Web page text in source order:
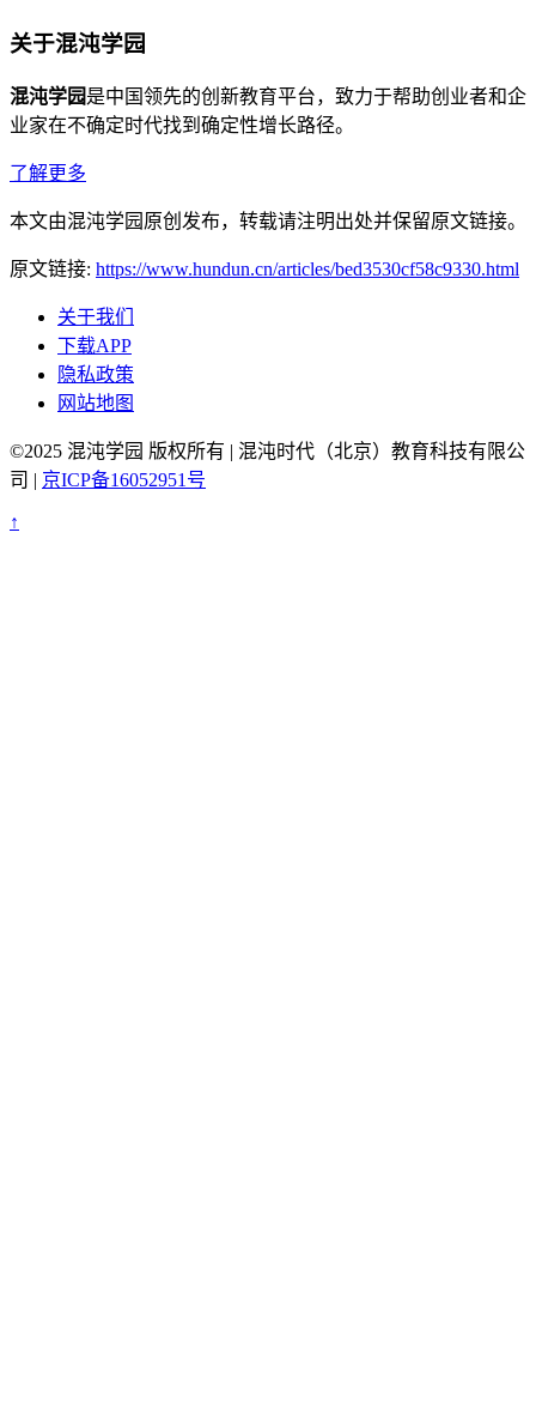
关于混沌学园
混沌学园是中国领先的创新教育平台，致力于帮助创业者和企
业家在不确定时代找到确定性增长路径。
了解更多
本文由混沌学园原创发布，转载请注明出处并保留原文链接。
原文链接: https://www.hundun.cn/articles/bed3530cf58c9330.html
关于我们
下载APP
隐私政策
网站地图
©2025 混沌学园 版权所有 | 混沌时代（北京）教育科技有限公
司 | 京ICP备16052951号
↑